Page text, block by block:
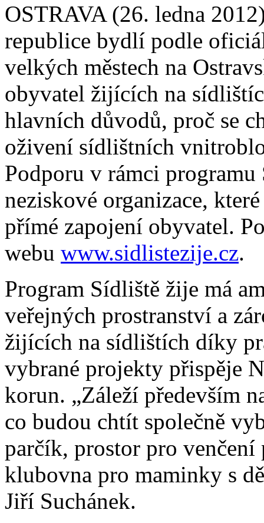
OSTRAVA (26. ledna
republice bydlí podle
velkých městech na
obyvatel žijících na
hlavních důvodů, proč se
oživení sídlištních
Podporu v rámci
neziskové organizace,
přímé zapojení obyvatel.
webu www.sidlistezije.cz.
Program Sídliště žije má
veřejných prostranství a
žijících na sídlištích díky
vybrané projekty přispěje
korun. „Záleží především
co budou chtít společně
parčík, prostor pro
klubovna pro maminky s
Jiří Suchánek.